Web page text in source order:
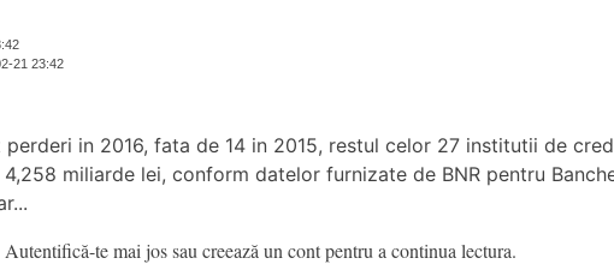
21 23:42
perderi in 2016, fata de 14 in 2015, restul celor 27 institutii de
miliarde lei, conform datelor furnizate de BNR pentru
te mai jos sau creează un cont pentru a continua lectura.